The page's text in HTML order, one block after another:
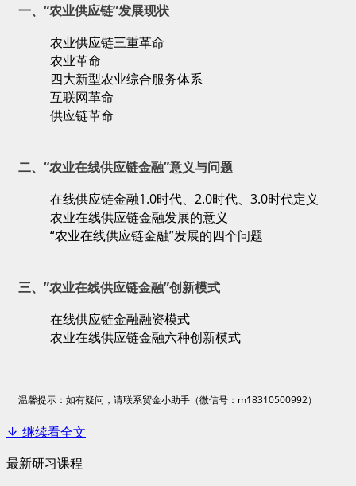
一、“农业供应链”发展现状
农业供应链三重革命
农业革命
四大新型农业综合服务体系
互联网革命
供应链革命
二、“农业在线供应链金融”意义与问题
在线供应链金融1.0时代、2.0时代、3.0时代定义
农业在线供应链金融发展的意义
“农业在线供应链金融”发展的四个问题
三、”农业在线供应链金融”创新模式
在线供应链金融融资模式
农业在线供应链金融六种创新模式
温馨提示：如有疑问，请联系贸金小助手（微信号：m18310500992）
继续看全文
最新研习课程